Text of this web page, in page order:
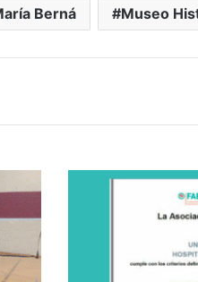
Berná Museo
#Comarca: